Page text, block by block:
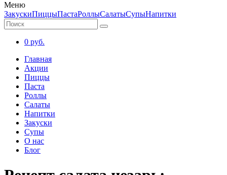
Меню
ЗакускиПиццыПастаРоллыСалатыСупыНапитки
0 руб.
Главная
Акции
Пиццы
Паста
Роллы
Салаты
Напитки
Закуски
Супы
О нас
Блог